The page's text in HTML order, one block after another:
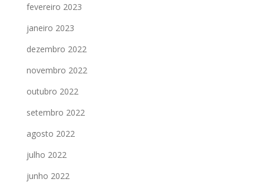
fevereiro 2023
janeiro 2023
dezembro 2022
novembro 2022
outubro 2022
setembro 2022
agosto 2022
julho 2022
junho 2022